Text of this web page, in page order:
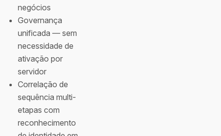
negócios
Governança
unificada — sem
necessidade de
ativação por
servidor
Correlação de
sequência multi-
etapas com
reconhecimento